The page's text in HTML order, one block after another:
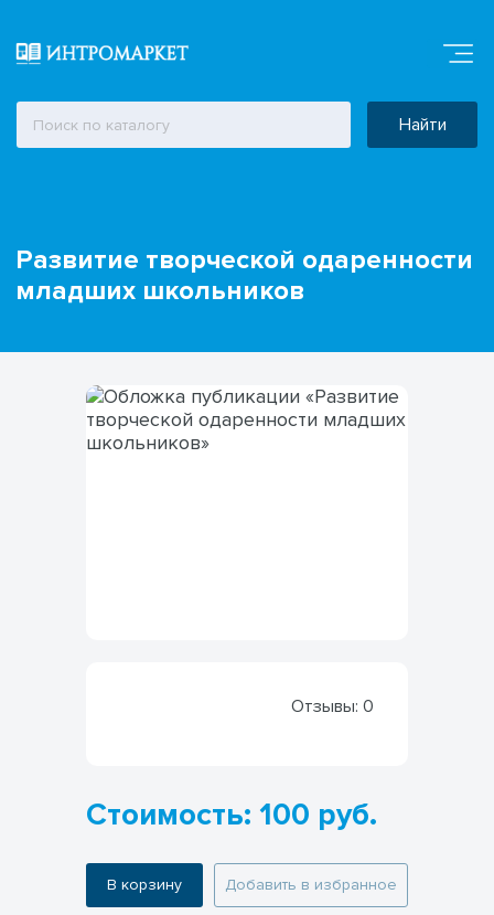
Найти
Развитие творческой одаренности
младших школьников
Отзывы: 0
Стоимость: 100 руб.
В корзину Добавить в избранное